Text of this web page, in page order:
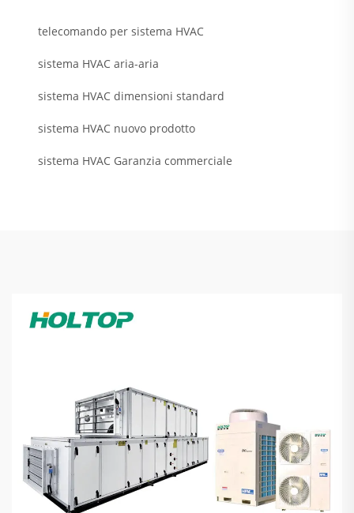
telecomando per sistema HVAC
sistema HVAC aria-aria
sistema HVAC dimensioni standard
sistema HVAC nuovo prodotto
sistema HVAC Garanzia commerciale